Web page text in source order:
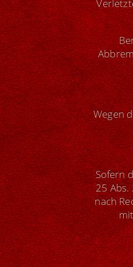
Wegen
Sofern
25 Abs.
nach